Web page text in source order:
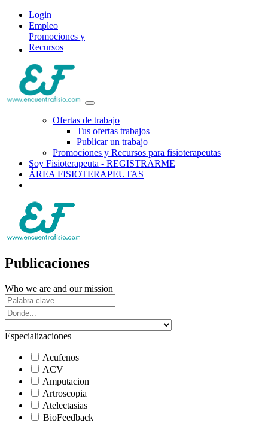
Login
Empleo
Promociones y
Recursos
Ofertas de trabajo
Tus ofertas trabajos
Publicar un trabajo
Promociones y Recursos para fisioterapeutas
Soy Fisioterapeuta - REGISTRARME
ÁREA FISIOTERAPEUTAS
Publicaciones
Who we are and our mission
Especializaciones
Acufenos
ACV
Amputacion
Artroscopia
Atelectasias
BioFeedback